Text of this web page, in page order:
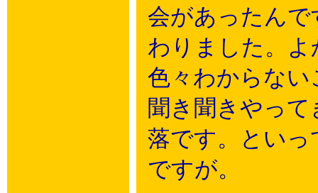
会があったんで
わりました。
色々わからな
聞き聞きやっ
落です。とい
ですが。